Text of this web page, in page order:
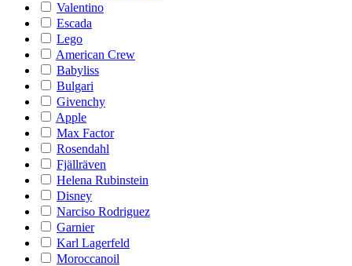
Valentino
Escada
Lego
American Crew
Babyliss
Bulgari
Givenchy
Apple
Max Factor
Rosendahl
Fjällräven
Helena Rubinstein
Disney
Narciso Rodriguez
Garnier
Karl Lagerfeld
Moroccanoil